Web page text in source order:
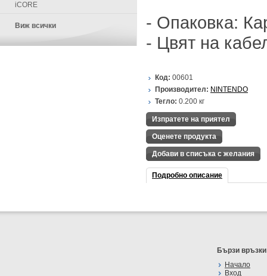
iCORE
Виж всички
- Опаковка:
- Цвят на
Код: 00601
Производител: NINTENDO
Тегло: 0.200 кг
Изпратете на приятел
Оценете продукта
Добави в списъка с желания
Подробно описание
Бързи връзки
Начало
Вход